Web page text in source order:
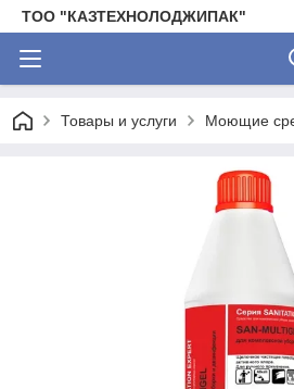
ТОО "КАЗТЕХНОЛОДЖИПАК"
Товары и услуги Моющие